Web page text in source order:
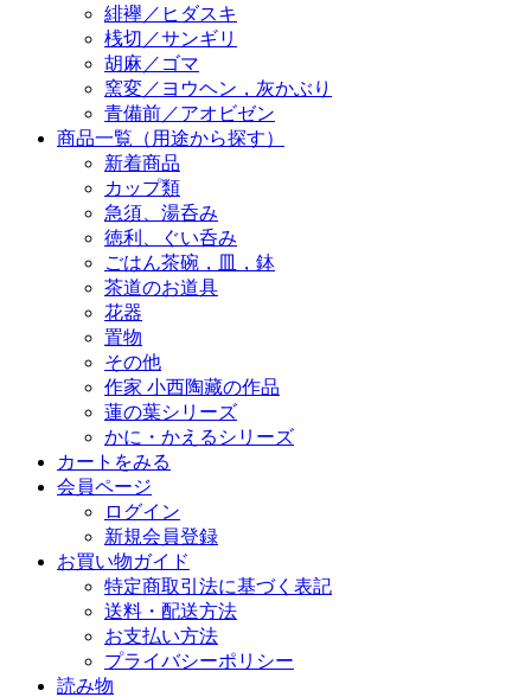
緋襷／ヒダスキ
桟切／サンギリ
胡麻／ゴマ
窯変／ヨウヘン，灰かぶり
青備前／アオビゼン
商品一覧（用途から探す）
新着商品
カップ類
急須、湯呑み
徳利、ぐい呑み
ごはん茶碗，皿，鉢
茶道のお道具
花器
置物
その他
作家 小西陶藏の作品
蓮の葉シリーズ
かに・かえるシリーズ
カートをみる
会員ページ
ログイン
新規会員登録
お買い物ガイド
特定商取引法に基づく表記
送料・配送方法
お支払い方法
プライバシーポリシー
読み物